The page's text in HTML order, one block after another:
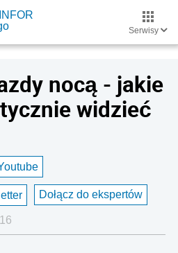
Serwisy
nocą - jakie
widzieć
Dołącz do ekspertów